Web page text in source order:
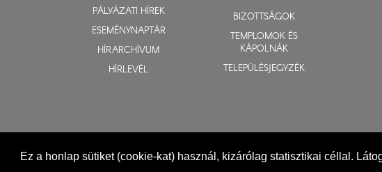
Ez a honlap sütiket (cookie-kat) használ, kizárólag statisztikai céllal.
PÁLYÁZATI HÍREK
ESEMÉNYNAPTÁR
HÍRARCHÍVUM
HÍRLEVÉL
BIZOTTSÁGOK
TEMPLOMOK ÉS
KÁPOLNÁK
TELEPÜLÉSJEGYZÉK
© 2015-2026 Nyíregyházi Egyházmegye